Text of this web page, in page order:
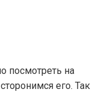
посмотреть на
его. Так